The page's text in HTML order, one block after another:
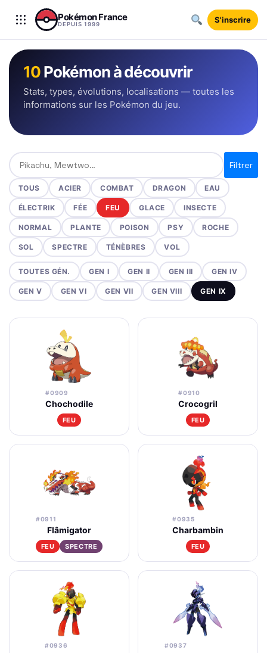
Aller au contenu
Pokémon France
DEPUIS 1999 S'inscrire
10Pokémon à découvrir
Stats, types, évolutions, localisations — toutes les
informations sur les Pokémon du jeu.
Rechercher un Pokémon
Filtrer
TOUS ACIER COMBAT DRAGON EAU
ÉLECTRIK FÉE FEU GLACE INSECTE
NORMAL PLANTE POISON PSY ROCHE
SOL SPECTRE TÉNÈBRES VOL
TOUTES GÉN. GEN I GEN II GEN III GEN IV
GEN V GEN VI GEN VII GEN VIII GEN IX
#0909
Chochodile
FEU
#0910
Crocogril
FEU
#0911
Flâmigator
FEU SPECTRE
#0935
Charbambin
FEU
#0936 #0937